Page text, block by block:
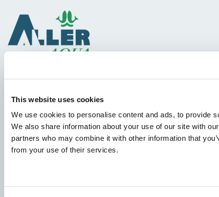
This website uses cookies
We use cookies to personalise content and ads, to provide
We also share information about your use of our site with
partners who may combine it with other information that
from your use of their services.
Koncepcje Paszowe
Wiedza